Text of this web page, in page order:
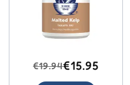
€19.94€15.95